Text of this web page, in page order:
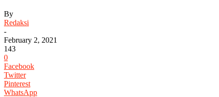
By
Redaksi
-
February 2, 2021
143
0
Facebook
Twitter
Pinterest
WhatsApp